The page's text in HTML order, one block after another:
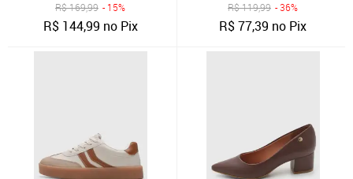
R$169,99 - 15%
R$ 144,99 no Pix
R$119,99 - 36%
R$77,39 no Pix